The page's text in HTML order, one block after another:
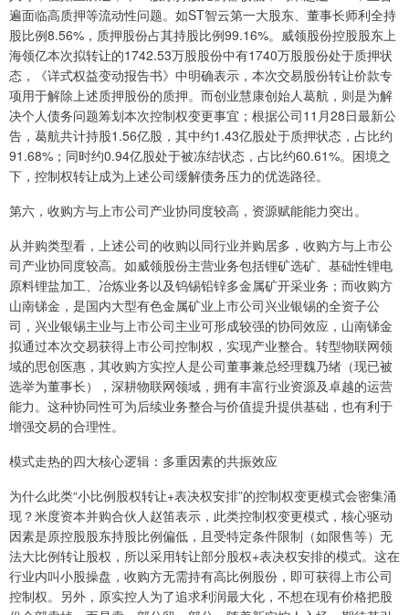
遍面临高质押等流动性问题。如ST智云第一大股东、董事长师利全持
股比例8.56%，质押股份占其持股比例99.16%。威领股份控股股东上
海领亿本次拟转让的1742.53万股股份中有1740万股股份处于质押状
态，《详式权益变动报告书》中明确表示，本次交易股份转让价款专
项用于解除上述质押股份的质押。而创业慧康创始人葛航，则是为解
决个人债务问题筹划本次控制权变更事宜；根据公司11月28日最新公
告，葛航共计持股1.56亿股，其中约1.43亿股处于质押状态，占比约
91.68%；同时约0.94亿股处于被冻结状态，占比约60.61%。困境之
下，控制权转让成为上述公司缓解债务压力的优选路径。
第六，收购方与上市公司产业协同度较高，资源赋能能力突出。
从并购类型看，上述公司的收购以同行业并购居多，收购方与上市公
司产业协同度较高。如威领股份主营业务包括锂矿选矿、基础性锂电
原料锂盐加工、冶炼业务以及钨锡铅锌多金属矿开采业务；而收购方
山南锑金，是国内大型有色金属矿业上市公司兴业银锡的全资子公
司，兴业银锡主业与上市公司主业可形成较强的协同效应，山南锑金
拟通过本次交易获得上市公司控制权，实现产业整合。转型物联网领
域的思创医惠，其收购方实控人是公司董事兼总经理魏乃绪（现已被
选举为董事长），深耕物联网领域，拥有丰富行业资源及卓越的运营
能力。这种协同性可为后续业务整合与价值提升提供基础，也有利于
增强交易的合理性。
模式走热的四大核心逻辑：多重因素的共振效应
为什么此类“小比例股权转让+表决权安排”的控制权变更模式会密集涌
现？米度资本并购合伙人赵笛表示，此类控制权变更模式，核心驱动
因素是原控股股东持股比例偏低，且受特定条件限制（如限售等）无
法大比例转让股权，所以采用转让部分股权+表决权安排的模式。这在
行业内叫小股操盘，收购方无需持有高比例股份，即可获得上市公司
控制权。另外，原实控人为了追求利润最大化，不想在现有价格把股